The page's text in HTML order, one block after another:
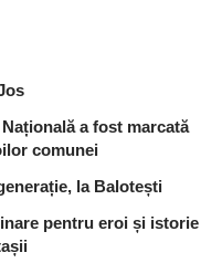
a fost marcată
comunei
la Balotești
pentru eroi și istorie